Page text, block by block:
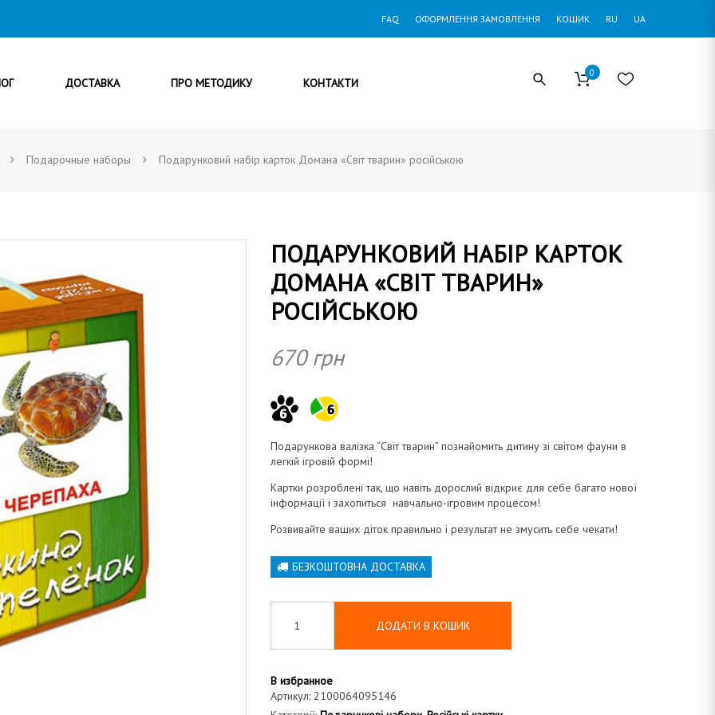
FAQ ОФОРМЛЕННЯ ЗАМОВЛЕННЯ КОШИК RU UA
ДОСТАВКА ПРО МЕТОДИКУ КОНТАКТИ
0
Подарочные наборы Подарунковий набір карток Домана «Світ тварин» російською
ПОДАРУНКОВИЙ НАБІР КАРТОК
ДОМАНА «СВІТ ТВАРИН»
РОСІЙСЬКОЮ
670грн
Подарункова валізка “Світ тварин” познайомить дитину зі світом фауни в
легкій ігровій формі!
Картки розроблені так, що навіть дорослий відкриє для себе багато нової
інформації і захопиться навчально-ігровим процесом!
Розвивайте ваших діток правильно і результат не змусить себе чекати!
БЕЗКОШТОВНА ДОСТАВКА
ДОДАТИ В КОШИК
В избранное
Артикул: 2100064095146